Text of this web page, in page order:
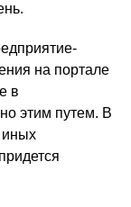
на портале
в
этим путем. В